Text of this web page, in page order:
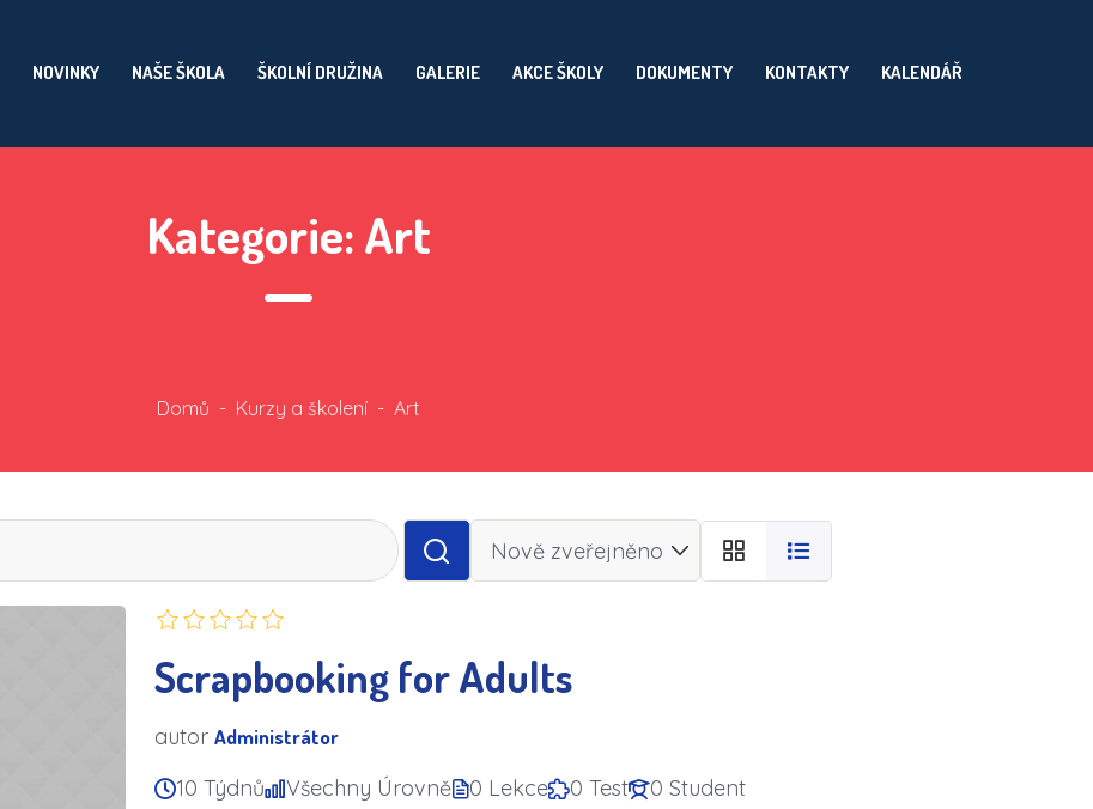
NOVINKY NAŠE ŠKOLA ŠKOLNÍ DRUŽINA GALERIE AKCE ŠKOLY DOKUMENTY KONTAKTY KALENDÁŘ
Kategorie:Art
Domů - Kurzy a školení - Art
Scrapbooking for Adults
autor Administrátor
10 Týdnů Všechny Úrovně 0 Lekce 0 Test
0 Student